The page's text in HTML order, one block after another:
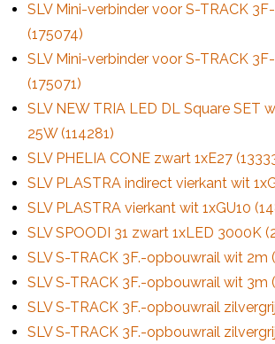
SLV Mini-verbinder voor S-TRACK
(175074)
SLV Mini-verbinder voor S-TRACK
(175071)
SLV NEW TRIA LED DL Square SET
25W (114281)
SLV PHELIA CONE zwart 1xE27
SLV PLASTRA indirect vierkant wit
SLV PLASTRA vierkant wit 1xGU10
SLV SPOODI 31 zwart 1xLED 3000K
SLV S-TRACK 3F.-opbouwrail wit 2m
SLV S-TRACK 3F.-opbouwrail wit 3m
SLV S-TRACK 3F.-opbouwrail
SLV S-TRACK 3F.-opbouwrail